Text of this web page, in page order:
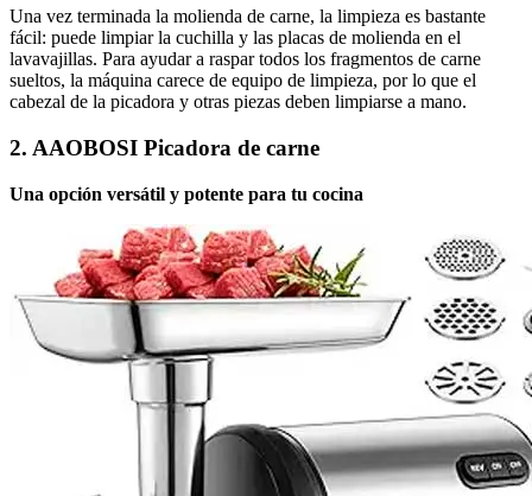
Una vez terminada la molienda de carne, la limpieza es bastante
fácil: puede limpiar la cuchilla y las placas de molienda en el
lavavajillas. Para ayudar a raspar todos los fragmentos de carne
sueltos, la máquina carece de equipo de limpieza, por lo que el
cabezal de la picadora y otras piezas deben limpiarse a mano.
2. AAOBOSI Picadora de carne
Una opción versátil y potente para tu cocina